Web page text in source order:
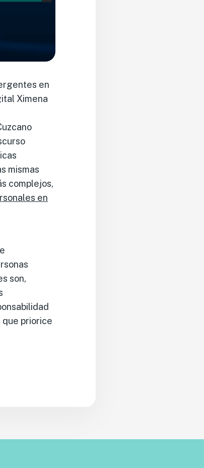
en
Ximena
mismas
complejos,
en
son,
que priorice